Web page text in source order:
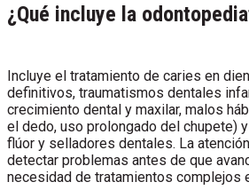
¿Qué incluye la
Incluye el tratamiento de caries en
definitivos, traumatismos dentales
crecimiento dental y maxilar, malos
el dedo, uso prolongado del chupete)
flúor y selladores dentales. La
detectar problemas antes de que
necesidad de tratamientos complejos